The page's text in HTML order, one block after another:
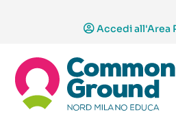
Accedi all'Area